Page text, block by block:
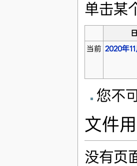
单击某
当前 2020年
您不
文件
没有页